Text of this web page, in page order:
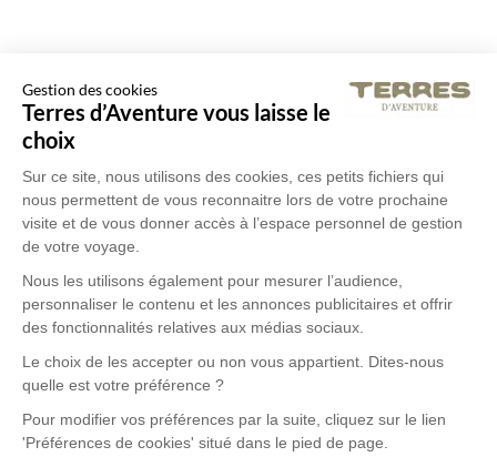
Gestion des cookies
Terres d’Aventure vous laisse le
choix
Sur ce site, nous utilisons des cookies, ces petits fichiers qui
nous permettent de vous reconnaitre lors de votre prochaine
visite et de vous donner accès à l’espace personnel de gestion
de votre voyage.
Nous les utilisons également pour mesurer l’audience,
personnaliser le contenu et les annonces publicitaires et offrir
des fonctionnalités relatives aux médias sociaux.
Le choix de les accepter ou non vous appartient. Dites-nous
quelle est votre préférence ?
Pour modifier vos préférences par la suite, cliquez sur le lien
'Préférences de cookies' situé dans le pied de page.